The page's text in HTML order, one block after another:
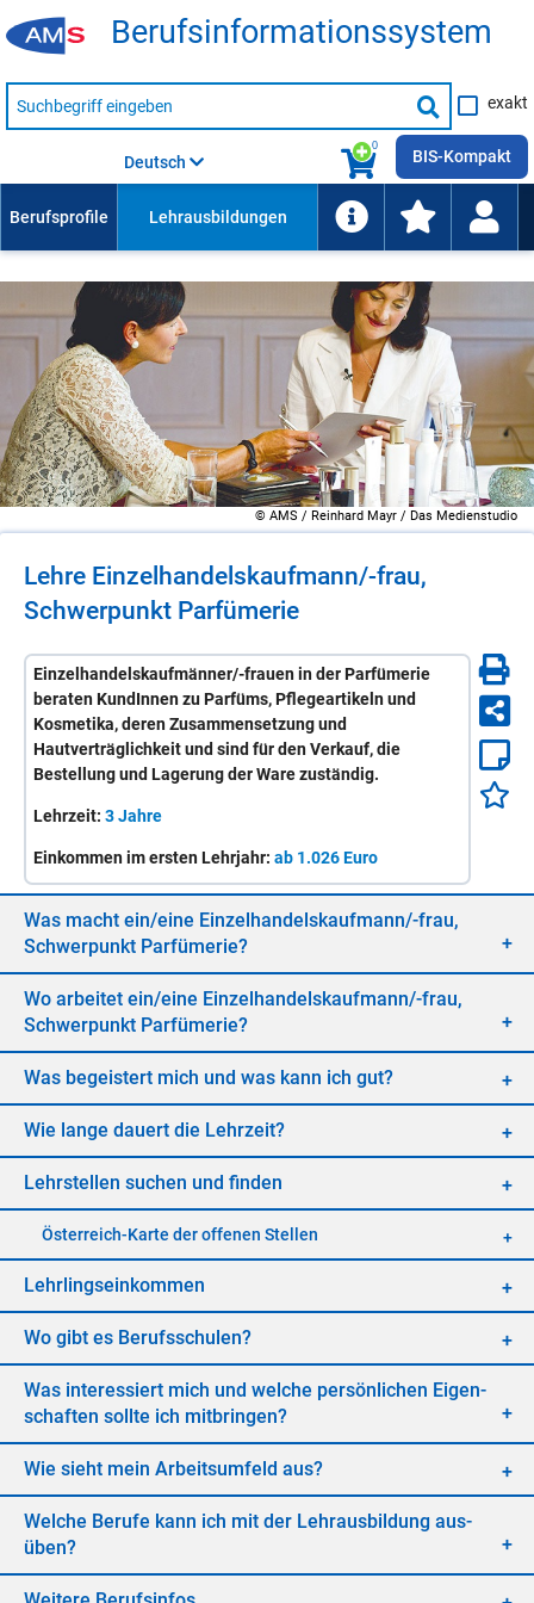
Be­rufs­in­for­ma­ti­ons­sys­tem
Suche
nach
Suche
starten
exakt
0
Deutsch BIS-Kompakt
© AMS / Reinhard Mayr / Das Medienstudio
Lehre Ein­zel­han­dels­kauf­mann/-​frau,
Schwer­punkt Par­fü­me­rie
Einzelhandelskaufmänner/-frauen in der Parfümerie
beraten KundInnen zu Parfüms, Pflegeartikeln und
Kosmetika, deren Zusammensetzung und
Hautverträglichkeit und sind für den Verkauf, die
Bestellung und Lagerung der Ware zuständig.
Lehrzeit: 3 Jahre
Einkommen im ersten Lehrjahr: ab 1.026 Euro
Was macht ein/​eine Ein­zel­han­dels­kauf­mann/-​frau,
Schwer­punkt Par­fü­me­rie?
Wo ar­bei­tet ein/​eine Ein­zel­han­dels­kauf­mann/-​frau,
Schwer­punkt Par­fü­me­rie?
Was be­geis­tert mich und was kann ich gut?
Wie lan­ge dau­ert die Lehr­zeit?
Lehr­stel­len su­chen und fin­den
Öster­reich-Kar­te der of­fe­nen Stel­len
Lehr­lings­ein­kom­men
Wo gibt es Be­rufs­schu­len?
Was in­ter­es­siert mich und wel­che per­sön­li­chen Ei­gen­
schaf­ten soll­te ich mit­brin­gen?
Wie sieht mein Ar­beits­um­feld aus?
Wel­che Be­ru­fe kann ich mit der Lehr­aus­bil­dung aus­
üben?